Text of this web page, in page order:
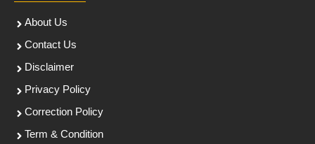
About Us
Contact Us
Disclaimer
Privacy Policy
Correction Policy
Term & Condition